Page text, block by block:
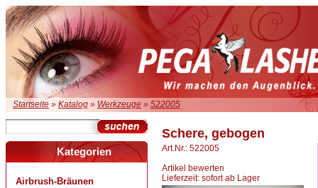
Startseite » Katalog » Werkzeuge » 522005
Kategorien
Airbrush-Bräunen
Schere, gebogen
Art.Nr.: 522005
Artikel bewerten
Lieferzeit: sofort ab Lager